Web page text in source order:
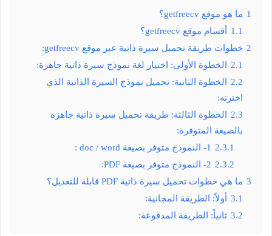
1 ما هو موقع getfreecv؟
1.1 أقسام موقع getfreecv؟
2 خطوات طريقة تحميل سيرة ذاتية عبر موقع getfreecv:
2.1 الخطوة الأولى: اختيار لغة نموذج سيرة ذاتية جاهزة:
2.2 الخطوة الثانية: تحميل نموذج السيرة الذاتية الذي
اخترته:
2.3 الخطوة الثالثة: طريقة تحميل سيرة ذاتية جاهزة
بالصيغة المتوفرة:
2.3.1 1- النموذج متوفر بصيغة doc / word :
2.3.2 2- النموذج متوفر بصيغة PDF:
3 ما هي خطوات تحميل سيرة ذاتية PDF قابلة للتعديل؟
3.1 أولاً: الطريقة المجانية:
3.2 ثانياً: الطريقة المدفوعة: